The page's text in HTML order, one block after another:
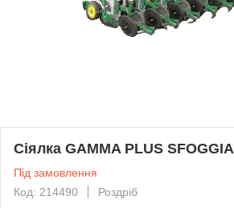
Сіялка GAMMA PLUS SFOGGIA
Під замовлення
Код: 214490
Роздріб